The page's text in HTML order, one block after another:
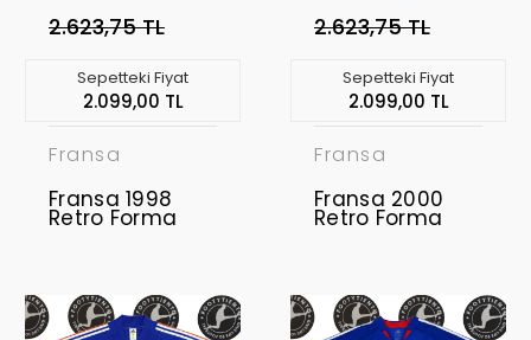
2.623,75 TL
Sepetteki Fiyat
2.099,00 TL
Fransa
Fransa 1998
Retro Forma
2.623,75 TL
Sepetteki Fiyat
2.099,00 TL
Fransa
Fransa 2000
Retro Forma